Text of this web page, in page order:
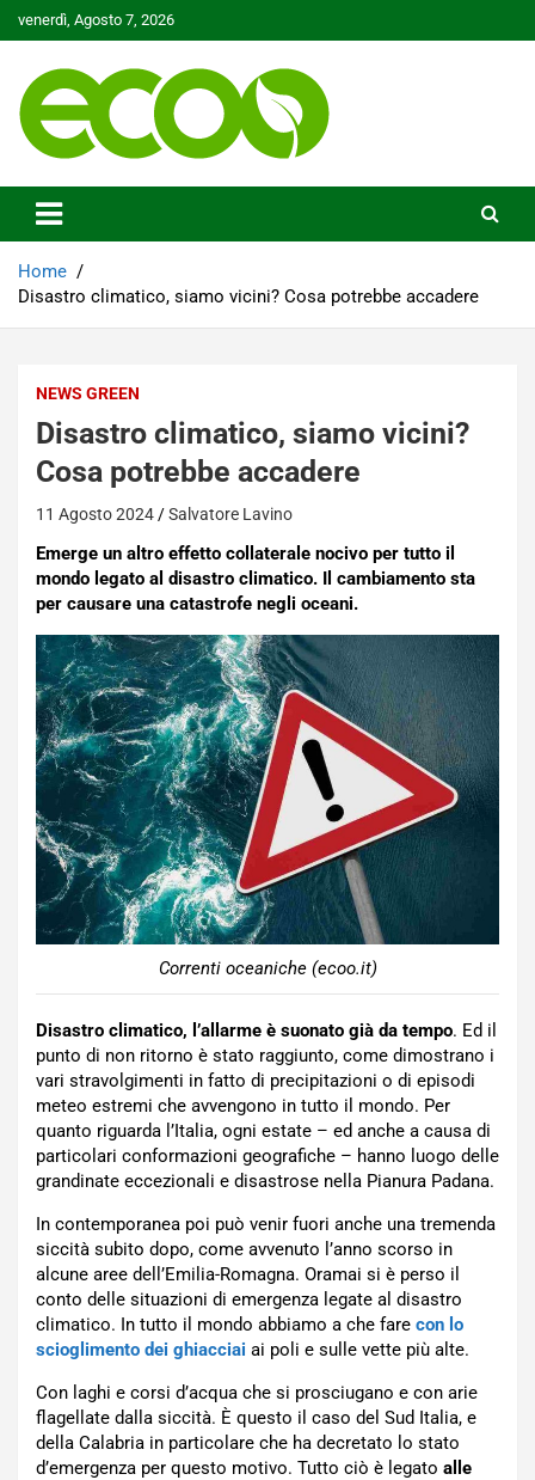
to
venerdì, Agosto 7, 2026
Ecoo.it
Home
Disastro climatico, siamo vicini? Cosa potrebbe accadere
NEWS GREEN
Disastro climatico, siamo vicini?
Cosa potrebbe accadere
11 Agosto 2024 Salvatore Lavino
Emerge un altro effetto collaterale nocivo per tutto il
mondo legato al disastro climatico. Il cambiamento sta
per causare una catastrofe negli oceani.
Correnti oceaniche (ecoo.it)
Disastro climatico, l’allarme è suonato già da tempo. Ed il
punto di non ritorno è stato raggiunto, come dimostrano i
vari stravolgimenti in fatto di precipitazioni o di episodi
meteo estremi che avvengono in tutto il mondo. Per
quanto riguarda l’Italia, ogni estate – ed anche a causa di
particolari conformazioni geografiche – hanno luogo delle
grandinate eccezionali e disastrose nella Pianura Padana.
In contemporanea poi può venir fuori anche una tremenda
siccità subito dopo, come avvenuto l’anno scorso in
alcune aree dell’Emilia-Romagna. Oramai si è perso il
conto delle situazioni di emergenza legate al disastro
climatico. In tutto il mondo abbiamo a che fare con lo
scioglimento dei ghiacciai ai poli e sulle vette più alte.
Con laghi e corsi d’acqua che si prosciugano e con arie
flagellate dalla siccità. È questo il caso del Sud Italia, e
della Calabria in particolare che ha decretato lo stato
d’emergenza per questo motivo. Tutto ciò è legato alle